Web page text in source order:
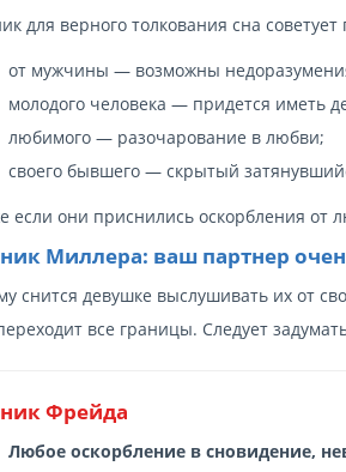
для верного толкования сна
от мужчины — возможны
молодого человека — придется иметь
любимого — разочарование в любви;
своего бывшего — скрытый
если они приснились оскорбления
Миллера: ваш партнер
снится девушке выслушивать их от
все границы. Следует
Фрейда
Любое оскорбление в сновидение,